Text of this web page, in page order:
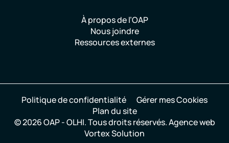
À propos de l’OAP
Nous joindre
Ressources externes
© 2026 OAP - OLHI.Tous droits réservés.Agence web
Vortex Solution
Politique de confidentialité
Gérer mes Cookies
Plan du site